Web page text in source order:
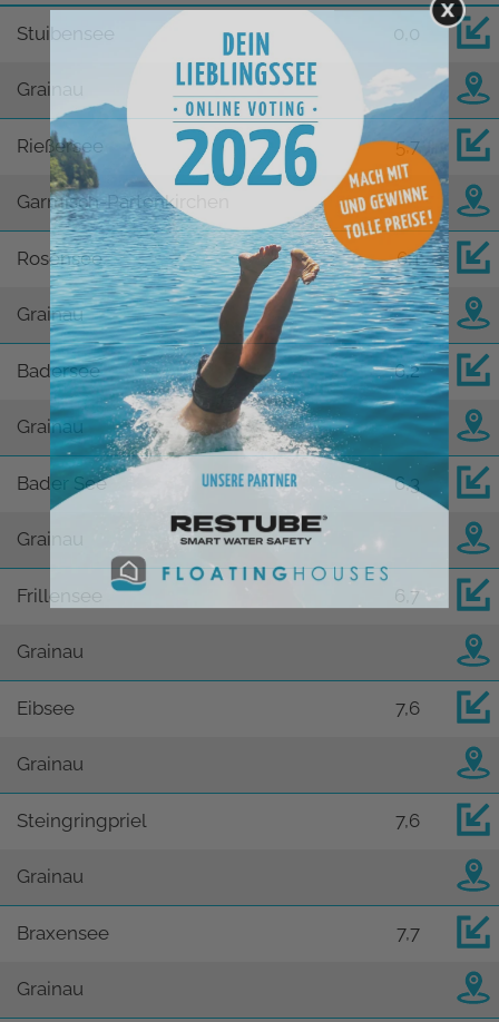
Stuibensee 0,0
Grainau
Rießersee 5,7
Garmisch-Partenkirchen
Rosensee 6,1
Grainau
Badersee 6,2
Grainau
Bader See 6,3
Grainau
Frillensee 6,7
Grainau
Eibsee 7,6
Grainau
Steingringpriel 7,6
Grainau
Braxensee 7,7
Grainau